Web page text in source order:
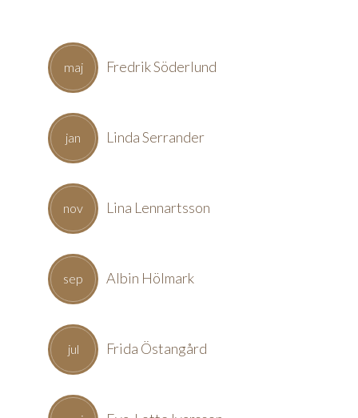
maj Fredrik Söderlund
jan Linda Serrander
nov Lina Lennartsson
sep Albin Hölmark
jul Frida Östangård